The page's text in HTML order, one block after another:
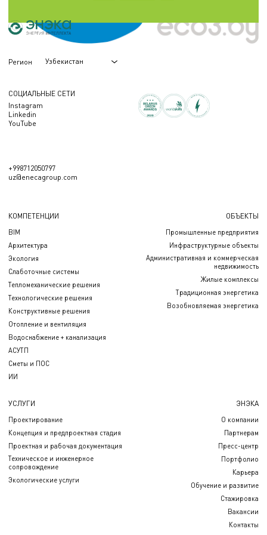
Регион Узбекистан
СОЦИАЛЬНЫЕ СЕТИ
Instagram
Linkedin
YouTube
+998712050797
uz@enecagroup.com
КОМПЕТЕНЦИИ
BIM
Архитектура
Экология
Слаботочные системы
Тепломеханические решения
Технологические решения
Конструктивные решения
Отопление и вентиляция
Водоснабжение + канализация
АСУТП
Сметы и ПОС
ИИ
ОБЪЕКТЫ
Промышленные предприятия
Инфраструктурные объекты
Административная и коммерческая
недвижимость
Жилые комплексы
Традиционная энергетика
Возобновляемая энергетика
УСЛУГИ
Проектирование
Концепция и предпроектная стадия
Проектная и рабочая документация
Техническое и инженерное
сопровождение
Экологические услуги
ЭНЭКА
О компании
Партнерам
Пресс-центр
Портфолио
Карьера
Обучение и развитие
Стажировка
Вакансии
Контакты